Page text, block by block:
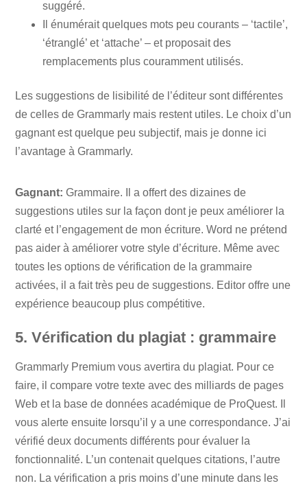
suggéré.
Il énumérait quelques mots peu courants – ‘tactile’,
‘étranglé’ et ‘attache’ – et proposait des
remplacements plus couramment utilisés.
Les suggestions de lisibilité de l’éditeur sont différentes
de celles de Grammarly mais restent utiles. Le choix d’un
gagnant est quelque peu subjectif, mais je donne ici
l’avantage à Grammarly.
Gagnant: Grammaire. Il a offert des dizaines de
suggestions utiles sur la façon dont je peux améliorer la
clarté et l’engagement de mon écriture. Word ne prétend
pas aider à améliorer votre style d’écriture. Même avec
toutes les options de vérification de la grammaire
activées, il a fait très peu de suggestions. Editor offre une
expérience beaucoup plus compétitive.
5. Vérification du plagiat : grammaire
Grammarly Premium vous avertira du plagiat. Pour ce
faire, il compare votre texte avec des milliards de pages
Web et la base de données académique de ProQuest. Il
vous alerte ensuite lorsqu’il y a une correspondance. J’ai
vérifié deux documents différents pour évaluer la
fonctionnalité. L’un contenait quelques citations, l’autre
non. La vérification a pris moins d’une minute dans les